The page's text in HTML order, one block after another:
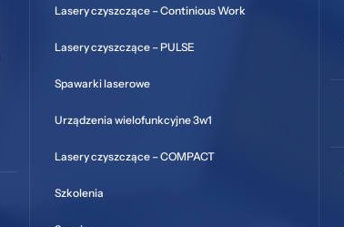
Lasery czyszczące – Continious Work
Lasery czyszczące – PULSE
Spawarki laserowe
Urządzenia wielofunkcyjne 3w1
Lasery czyszczące – COMPACT
Szkolenia